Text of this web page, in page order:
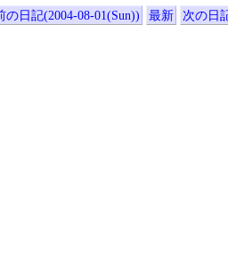
の日記(2004-08-01(Sun)) 最新 次の日